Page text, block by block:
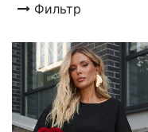
Фильтр